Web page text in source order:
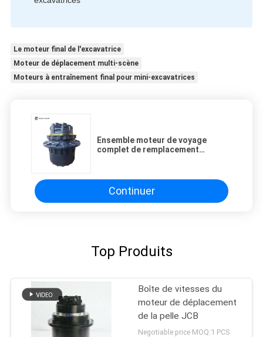
Le moteur final de l'excavatrice
Moteur de déplacement multi-scène
Moteurs à entraînement final pour mini-excavatrices
Ensemble moteur de voyage
complet de remplacement
PC78UU PC88MR
Continuer
Top Produits
Boîte de vitesses du
moteur de déplacement
de la pelle JCB
Negotiable price MOQ:1 PCS